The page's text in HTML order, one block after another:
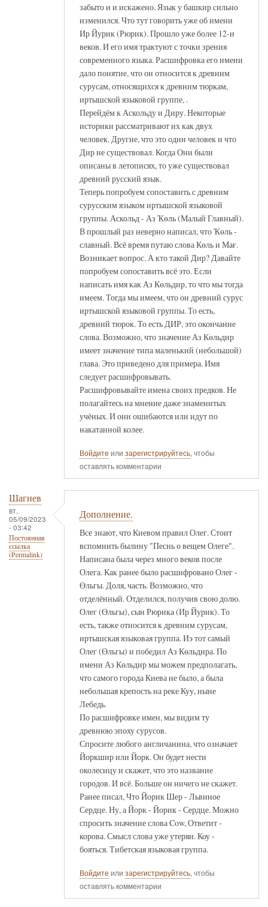
забыто и и искажено. Язык у башкир сильно
изменился. Что тут говорить уже об имени
Ир Йурик (Рюрик). Прошло уже более 12-и
веков. И его имя трактуют с точки зрения
современного языка. Расшифровка его имени
дало понятие, что он относится к древним
сурусам, относящихся к древним тюркам,
иртышской языковой группе, .
Перейдём к Аскольду и Диру. Некоторые
историки рассматривают их как двух
человек. Другие, что это один человек и что
Дир не существовал. Когда Они были
описаны в летописях, то уже существовал
древний русский язык.
Теперь попробуем сопоставить с древним
сурусским языком иртышской языковой
группы. Аскольд - Аз Ҡөль (Малый Главный).
В прошлый раз неверно написал, что Ҡөль -
славный. Всё время путаю слова Көль и Мағ.
Возникает вопрос. А кто такой Дир? Давайте
попробуем сопоставить всё это. Если
написать имя как Аз Көльдир, то что мы тогда
имеем. Тогда мы имеем, что он древний сурус
иртышской языковой группы. То есть,
древний тюрок. То есть ДИР, это окончание
слова. Возможно, что значение Аз Көльдир
имеет значение типа маленький (небольшой)
глава. Это приведено для примера. Имя
следует расшифровывать.
Расшифровывайте имена своих предков. Не
полагайтесь на мнение даже знаменитых
учёных. И они ошибаются или идут по
накатанной колее.
Войдите или зарегистрируйтесь, чтобы
оставлять комментарии
Шагиев
вт,
05/09/2023
- 03:42
Постоянная
ссылка
(Permalink)
Дополнение.
Все знают, что Киевом правил Олег. Стоит
вспомнить былину "Песнь о вещем Олеге".
Написана была через много веков после
Олега. Как ранее было расшифровано Олег -
Өльгы. Доля, часть. Возможно, что
отделённый. Отделился, получив свою долю.
Олег (Өльгы), сын Рюрика (Ир Йурик). То
есть, также относится к древним сурусам,
иртышская языковая группа. Иэ тот самый
Олег (Өльгы) и победил Аз Көльдира. По
имени Аз Көльдир мы можем предполагать,
что самого города Киева не было, а была
небольшая крепость на реке Куу, ныне
Лебедь.
По расшифровке имен, мы видим ту
древнюю эпоху сурусов.
Спросите любого англичанина, что означает
Йоркшир или Йорк. Он будет нести
околесицу и скажет, что это название
городов. И всё. Больше он ничего не скажет.
Ранее писал, Что Йорик Шер - Львиное
Сердце. Ну, а Йорк - Йорик - Сердце. Можно
спросить значение слова Cow, Ответит -
корова. Смысл слова уже утерян. Коу -
бояться. Тибетская языковая группа.
Войдите или зарегистрируйтесь, чтобы
оставлять комментарии